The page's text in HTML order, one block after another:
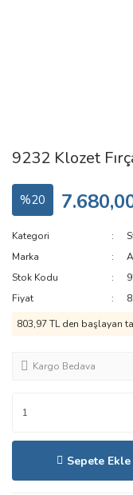
9232 Klozet
%20
Kategori
Marka
Stok Kodu
Fiyat
803,97 TL den başlayan
Kargo Bedava
Sepete Ekle